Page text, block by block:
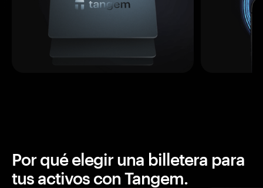
Por qué elegir una billetera para
tus activos con Tangem.